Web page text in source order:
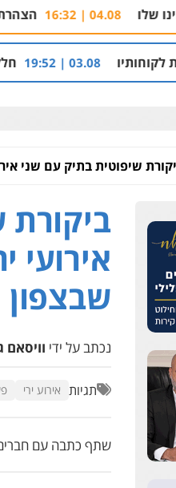
הצהרת תובע נגד
03.08 חלק מאזור התעשייה
שיפוטית בתיק עם שני
ביקורת
אירועי
שבצפון
נכתב על ידי וויסאם
תגיות אירוע ירי
שתף כתבה עם